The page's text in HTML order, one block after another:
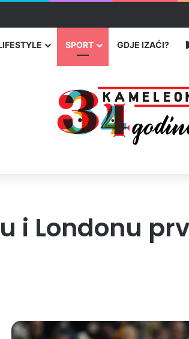
poseban status za Memorijalni centar
SPORT GDJE IZAĆI?
i Londonu